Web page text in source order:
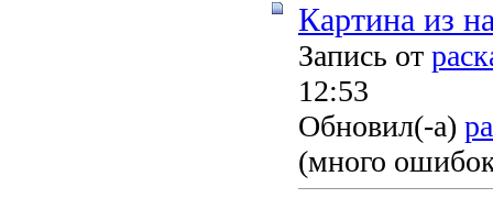
Картина из
Запись от
12:53
Обновил(-а)
(много